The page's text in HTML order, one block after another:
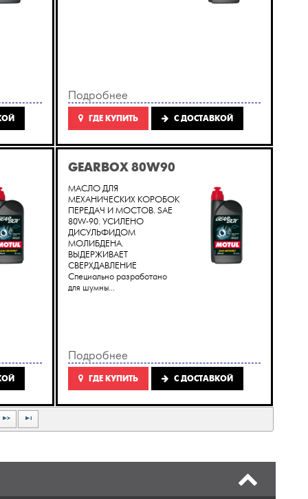
Подробнее
ГДЕ КУПИТЬ C ДОСТАВКОЙ
GEARBOX 80W90
МАСЛО ДЛЯ
МЕХАНИЧЕСКИХ КОРОБОК
ПЕРЕДАЧ И МОСТОВ. SAE
80W-90. УСИЛЕНО
ДИСУЛЬФИДОМ
МОЛИБДЕНА.
ВЫДЕРЖИВАЕТ
СВЕРХДАВЛЕНИЕ
Специально разработано
для шумны...
Подробнее
ГДЕ КУПИТЬ C ДОСТАВКОЙ